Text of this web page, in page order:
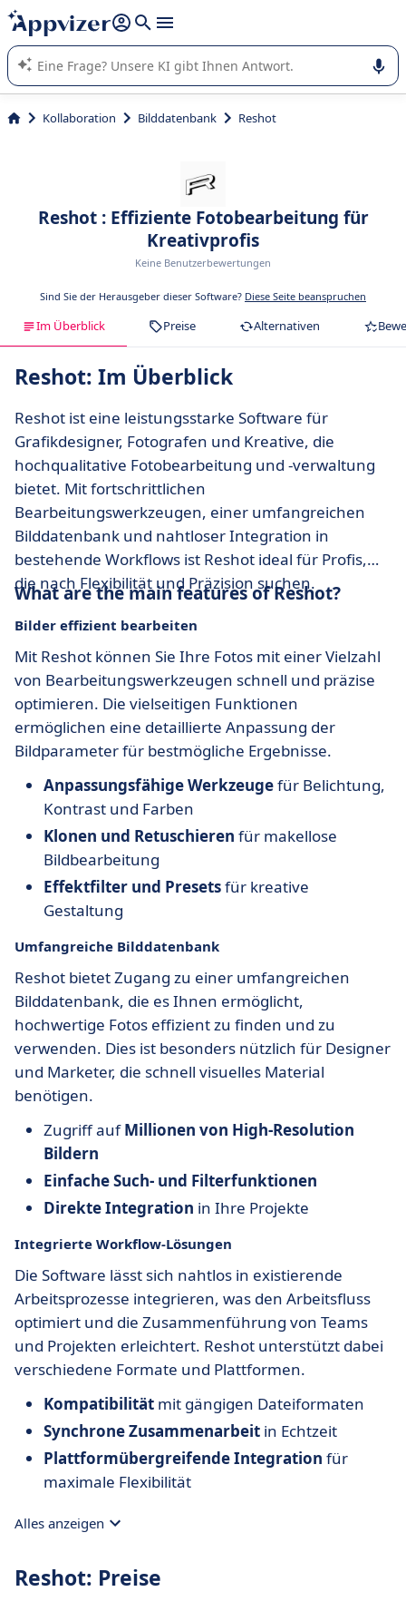
beantworten (mehrere Zeilen mit
Die KI von Appvizer führt Sie bei der Nutzung oder Auswahl
von SaaS-Software in Unternehmen.
Kollaboration Bilddatenbank Reshot
Reshot : Effiziente Fotobearbeitung für
Kreativprofis
Keine Benutzerbewertungen
Sind Sie der Herausgeber dieser Software? Diese Seite beanspruchen
Im Überblick Preise Alternativen
Reshot: Im Überblick
Reshot ist eine leistungsstarke Software für
Grafikdesigner, Fotografen und Kreative, die
hochqualitative Fotobearbeitung und -verwaltung
bietet. Mit fortschrittlichen
Bearbeitungswerkzeugen, einer umfangreichen
Bilddatenbank und nahtloser Integration in
bestehende Workflows ist Reshot ideal für Profis,
die nach Flexibilität und Präzision suchen.
What are the main features of Reshot?
Bilder effizient bearbeiten
Mit Reshot können Sie Ihre Fotos mit einer Vielzahl
von Bearbeitungswerkzeugen schnell und präzise
optimieren. Die vielseitigen Funktionen
ermöglichen eine detaillierte Anpassung der
Bildparameter für bestmögliche Ergebnisse.
Anpassungsfähige Werkzeugefür Belichtung,
Kontrast und Farben
Klonen und Retuschieren für makellose
Bildbearbeitung
Effektfilter und Presetsfür kreative
Gestaltung
Umfangreiche Bilddatenbank
Reshot bietet Zugang zu einer umfangreichen
Bilddatenbank, die es Ihnen ermöglicht,
hochwertige Fotos effizient zu finden und zu
verwenden. Dies ist besonders nützlich für Designer
und Marketer, die schnell visuelles Material
benötigen.
Zugriff aufMillionen von High-Resolution
Bildern
Einfache Such- und Filterfunktionen
Direkte Integration in Ihre Projekte
Integrierte Workflow-Lösungen
Die Software lässt sich nahtlos in existierende
Arbeitsprozesse integrieren, was den Arbeitsfluss
optimiert und die Zusammenführung von Teams
und Projekten erleichtert. Reshot unterstützt dabei
verschiedene Formate und Plattformen.
Kompatibilität mit gängigen Dateiformaten
Synchrone Zusammenarbeit in Echtzeit
Plattformübergreifende Integration für
maximale Flexibilität
Alles anzeigen
Reshot: Preise